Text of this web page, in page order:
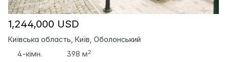
1,244,000 USD
Київська область, Київ, Оболонський
4-кімн.
398 м2